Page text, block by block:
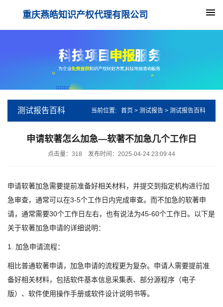
重庆燕皓知识产权代理有限公司
测试报告百科 当前位置: 首页 > 测试报告 > 测试报告百科
申请软著怎么加急—软著不加急几个工作日
点击量： 318 发布时间：2025-04-24 23:09:44
申请软著加急需要提前准备好相关材料，并提交到指定机构进行加
急审查，通常可以在3-5个工作日内完成审查。而不加急的软著申
请，通常需要30个工作日左右，也有说法为45-60个工作日。以下是
关于软著加急申请的详细说明：
1. 加急申请流程：
相比普通软著申请，加急申请的流程更为复杂。申请人需要提前准
备好相关材料，包括软件基本信息采集表、部分源程序（电子
版）、软件使用操作手册或软件设计说明书等。